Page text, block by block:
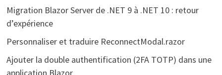
Migration Blazor Server de .NET 9 à .NET 10 : retour
d’expérience
Personnaliser et traduire ReconnectModal.razor
Ajouter la double authentification (2FA TOTP) dans une